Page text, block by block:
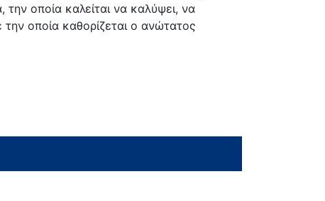
την οποία καλείται να καλύψει, να
οποία καθορίζεται ο ανώτατος